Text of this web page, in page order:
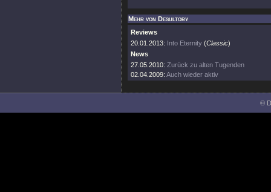
Mehr von Desultory
Reviews
20.01.2013: Into Eternity (Classic)
News
27.05.2010: Zurück zu alten Tugenden
02.04.2009: Auch wieder aktiv
©